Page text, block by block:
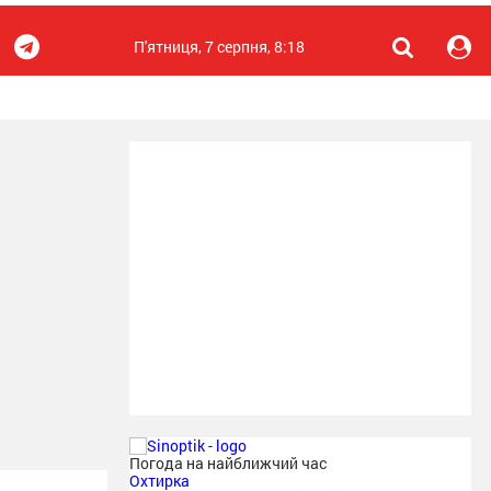
П'ятниця, 7 серпня, 8:18
Погода на найближчий час
Охтирка